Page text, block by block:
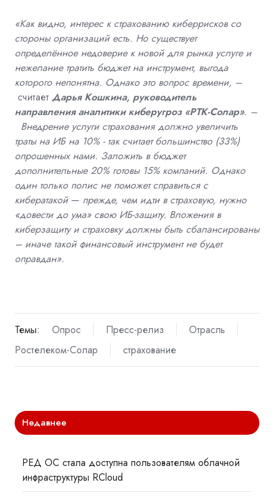
«Как видно, интерес к страхованию киберрисков со
стороны организаций есть. Но существует
определённое недоверие к новой для рынка услуге и
нежелание тратить бюджет на инструмент, выгода
которого непонятна. Однако это вопрос времени, –
считает Дарья Кошкина, руководитель
направления аналитики киберугроз «РТК-Солар». –
Внедрение услуги страхования должно увеличить
траты на ИБ на 10% - так считает большинство (33%)
опрошенных нами. Заложить в бюджет
дополнительные 20% готовы 15% компаний. Однако
один только полис не поможет справиться с
кибератакой — прежде, чем идти в страховую, нужно
«довести до ума» свою ИБ-защиту. Вложения в
киберзащиту и страховку должны быть сбалансированы
– иначе такой финансовый инструмент не будет
оправдан».
Темы: Опрос Пресс-релиз
Отрасль
Ростелеком-Солар
страхование
Недавнее
РЕД ОС стала доступна пользователям облачной
инфраструктуры RCloud